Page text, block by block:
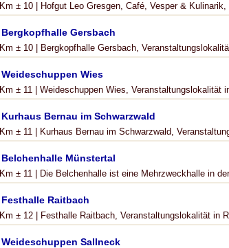
Km ± 10 | Hofgut Leo Gresgen, Café, Vesper &
Bergkopfhalle Gersbach
Km ± 10 | Bergkopfhalle Gersbach,
Weideschuppen Wies
Km ± 11 | Weideschuppen Wies, Veranstaltungslokalität
Kurhaus Bernau im Schwarzwald
Km ± 11 | Kurhaus Bernau im Schwarzwald,
Belchenhalle Münstertal
Km ± 11 | Die Belchenhalle ist eine Mehrzweckhalle in
Festhalle Raitbach
Km ± 12 | Festhalle Raitbach, Veranstaltungslokalität in
Weideschuppen Sallneck